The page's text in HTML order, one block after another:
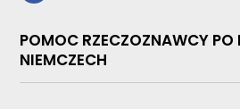
POMOC RZECZOZNAWCY PO
NIEMCZECH